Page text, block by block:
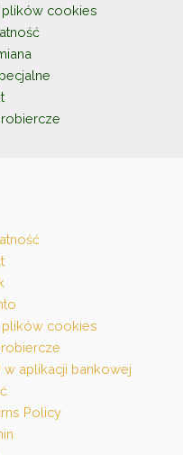
plików cookies
plików cookies
w aplikacji bankowej
Policy